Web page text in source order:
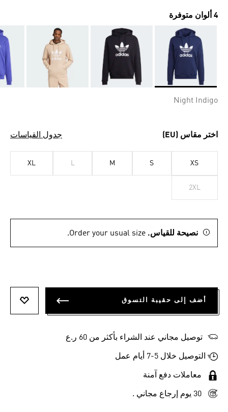
4 ألوان متوفرة
Night Indigo
اختر مقاس (EU) جدول القياسات
XS
S
M
L
XL
2XL
نصيحة للقياس. Order your usual size.
أضف إلى حقيبة التسوق
توصيل مجاني عند الشراء بأكثر من 60 ر.ع
التوصيل خلال 5-7 أيام عمل
معاملات دفع آمنة